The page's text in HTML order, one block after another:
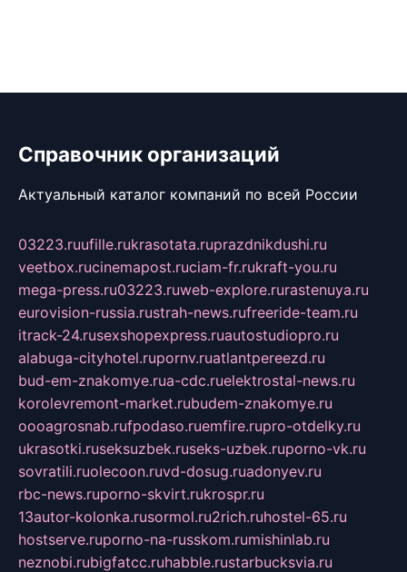
Справочник организаций
Актуальный каталог компаний по всей России
03223.ruufille.rukrasotata.ruprazdnikdushi.ru
veetbox.rucinemapost.ruciam-fr.rukraft-you.ru
mega-press.ru03223.ruweb-explore.rurastenuya.ru
eurovision-russia.rustrah-news.rufreeride-team.ru
itrack-24.rusexshopexpress.ruautostudiopro.ru
alabuga-cityhotel.rupornv.ruatlantpereezd.ru
bud-em-znakomye.rua-cdc.ruelektrostal-news.ru
korolevremont-market.rubudem-znakomye.ru
oooagrosnab.rufpodaso.ruemfire.rupro-otdelky.ru
ukrasotki.ruseksuzbek.ruseks-uzbek.ruporno-vk.ru
sovratili.ruolecoon.ruvd-dosug.ruadonyev.ru
rbc-news.ruporno-skvirt.rukrospr.ru
13autor-kolonka.rusormol.ru2rich.ruhostel-65.ru
hostserve.ruporno-na-russkom.rumishinlab.ru
neznobi.rubigfatcc.ruhabble.rustarbucksvia.ru